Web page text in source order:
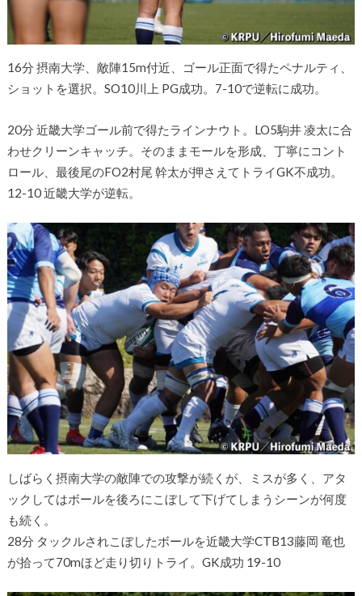
16分 摂南大学、敵陣15m付近、ゴール正面で得たペナルティ、
ショットを選択。SO10川上 PG成功。7-10で逆転に成功。
20分 近畿大学ゴール前で得たラインナウト。LO5駒井 凌太に合
わせクリーンキャッチ。そのままモールを形成、丁寧にコント
ロール、最後尾のFO2村尾 幹太が押さえてトライGK不成功。
12-10 近畿大学が逆転。
しばらく摂南大学の敵陣での攻撃が続くが、ミスが多く、アタ
ックしてはボールを後ろにこぼして下げてしまうシーンが何度
も続く。
28分 タックルされこぼしたボールを近畿大学CTB13藤岡 竜也
が拾って70mほど走り切りトライ。GK成功 19-10